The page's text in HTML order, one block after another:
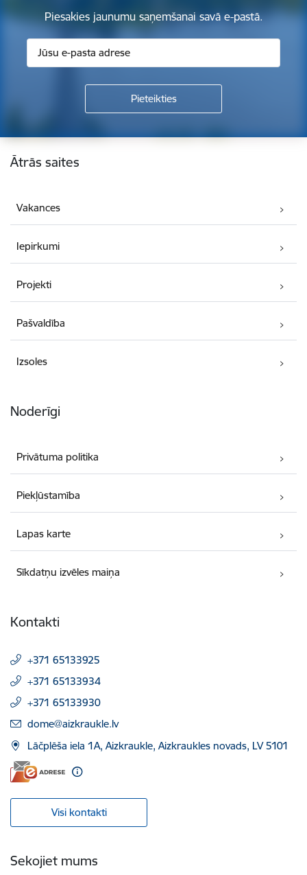
Piesakies jaunumu saņemšanai savā e-pastā.
Kājene
Ātrās saites
Vakances
Iepirkumi
Projekti
Pašvaldība
Izsoles
Noderīgi
Privātuma politika
Piekļūstamība
Lapas karte
Sīkdatņu izvēles maiņa
Kontakti
+371 65133925
+371 65133934
+371 65133930
E-pasts:
dome@aizkraukle.lv
Lāčplēša iela 1A, Aizkraukle, Aizkraukles novads, LV 5101
Visi kontakti
Sekojiet mums